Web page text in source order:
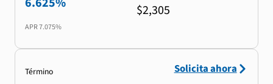
APR7.075%
$2,305
Término Solicita ahora